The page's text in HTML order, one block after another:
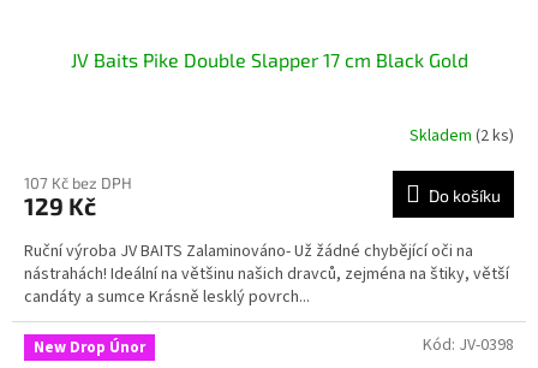
JV Baits Pike Double Slapper 17 cm Black Gold
Skladem (2 ks)
107 Kč bez DPH
129 Kč Do košíku
Ruční výroba JV BAITS Zalaminováno- Už žádné chybějící oči na
nástrahách! Ideální na většinu našich dravců, zejména na štiky, větší
candáty a sumce Krásně lesklý povrch...
New Drop Únor Kód: JV-0398